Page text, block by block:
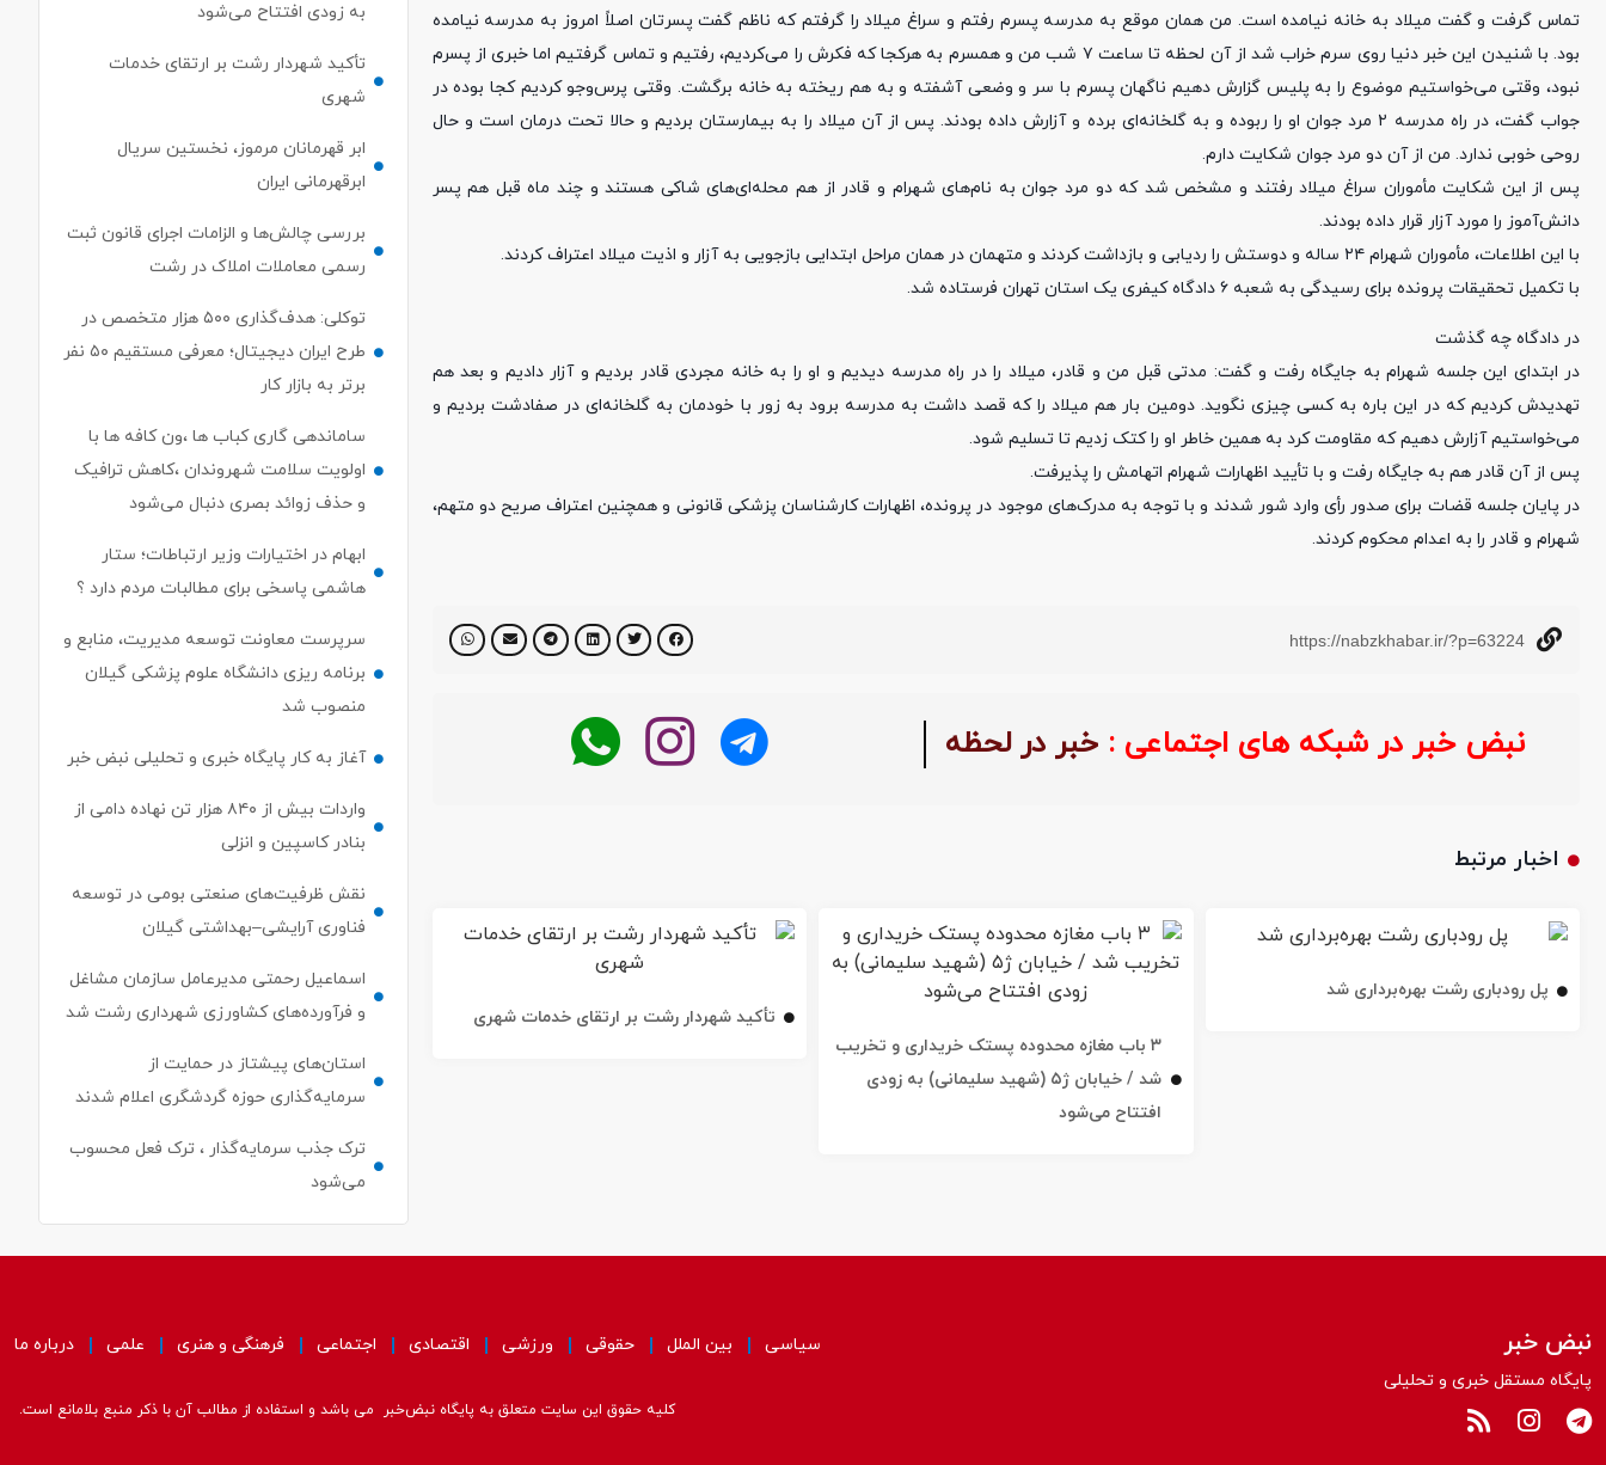
تماس گرفت و گفت میلاد به خانه نیامده است. من همان موقع به مدرسه پسرم رفتم و سراغ میلاد را گرفتم که ناظم گفت پسرتان اصلاً امروز به مدرسه نیامده
بود. با شنیدن این خبر دنیا روی سرم خراب شد از آن لحظه تا ساعت ۷ شب من و همسرم به هرکجا که فکرش را می‌کردیم، رفتیم و تماس گرفتیم اما خبری از پسرم
نبود، وقتی می‌خواستیم موضوع را به پلیس گزارش دهیم ناگهان پسرم با سر و وضعی آشفته و به‌ هم ریخته به خانه برگشت. وقتی پرس‌و‌جو کردیم کجا بوده در
جواب گفت، در راه مدرسه ۲ مرد جوان او را ربوده و به گلخانه‌ای برده و آزارش داده بودند. پس از آن میلاد را به بیمارستان بردیم و حالا تحت درمان است و حال
روحی خوبی ندارد. من از آن دو مرد جوان شکایت دارم.
پس از این شکایت مأموران سراغ میلاد رفتند و مشخص شد که دو مرد جوان به نام‌های شهرام و قادر از هم محله‌ای‌های شاکی هستند و چند ماه قبل هم پسر
دانش‌آموز را مورد آزار قرار داده بودند.
با این اطلاعات، مأموران شهرام ۲۴ ساله و دوستش را ردیابی و بازداشت کردند و متهمان در همان مراحل ابتدایی بازجویی به آزار و اذیت میلاد اعتراف کردند.
با تکمیل تحقیقات پرونده برای رسیدگی به شعبه ۶ دادگاه کیفری یک استان تهران فرستاده شد.
در دادگاه چه گذشت
در ابتدای این جلسه شهرام به جایگاه رفت و گفت: مدتی قبل من و قادر، میلاد را در راه مدرسه دیدیم و او را به خانه مجردی قادر بردیم و آزار دادیم و بعد هم
تهدیدش کردیم که در این باره به کسی چیزی نگوید. دومین بار هم میلاد را که قصد داشت به مدرسه برود به زور با خودمان به گلخانه‌ای در صفادشت بردیم و
می‌خواستیم آزارش دهیم که مقاومت کرد به همین خاطر او را کتک زدیم تا تسلیم شود.
پس از آن قادر هم به جایگاه رفت و با تأیید اظهارات شهرام اتهامش را پذیرفت.
در پایان جلسه قضات برای صدور رأی وارد شور شدند و با توجه به مدرک‌های موجود در پرونده، اظهارات کارشناسان پزشکی قانونی و همچنین اعتراف صریح دو متهم،
شهرام و قادر را به اعدام محکوم کردند.
https://nabzkhabar.ir/?p=63224
نبض خبر در شبکه های اجتماعی : خبر در لحظه
اخبار مرتبط
پل رودباری رشت بهره‌برداری شد
۳ باب مغازه محدوده پستک خریداری و تخریب
شد / خیابان ژ۵ (شهید سلیمانی) به زودی
افتتاح می‌شود
تأکید شهردار رشت بر ارتقای خدمات شهری
به زودی افتتاح می‌شود
تأکید شهردار رشت بر ارتقای خدمات
شهری
ابر قهرمانان مرموز، نخستین سریال
ابرقهرمانی ایران
بررسی چالش‌ها و الزامات اجرای قانون ثبت
رسمی معاملات املاک در رشت
توکلی: هدف‌گذاری ۵۰۰ هزار متخصص در
طرح ایران دیجیتال؛ معرفی مستقیم ۵۰ نفر
برتر به بازار کار
ساماندهی گاری کباب ها ،ون کافه ها با
اولویت سلامت شهروندان ،کاهش ترافیک
و حذف زوائد بصری دنبال می‌شود
ابهام در اختیارات وزیر ارتباطات؛ ستار
هاشمی پاسخی برای مطالبات مردم دارد ؟
سرپرست معاونت توسعه مدیریت، منابع و
برنامه ریزی دانشگاه علوم پزشکی گیلان
منصوب شد
آغاز به کار پایگاه خبری و تحلیلی نبض خبر
واردات بیش از ۸۴۰ هزار تن نهاده دامی از
بنادر كاسپین و انزلی
نقش ظرفیت‌های صنعتی بومی در توسعه
فناوری آرایشی–بهداشتی گیلان
اسماعیل رحمتی مدیرعامل سازمان مشاغل
و فرآورده‌های کشاورزی شهرداری رشت شد
استان‌های پیشتاز در حمایت از
سرمایه‌گذاری حوزه گردشگری اعلام شدند
ترک جذب سرمایه‌گذار ، ترک فعل محسوب
می‌شود
نبض خبر
پایگاه مستقل خبری و تحلیلی
سیاسی بین الملل حقوقی ورزشی اقتصادی اجتماعی فرهنگی و هنری علمی درباره ما
کلیه حقوق این سایت متعلق به پایگاه نبض‌خبر می باشد و استفاده از مطالب آن با ذکر منبع بلامانع است.